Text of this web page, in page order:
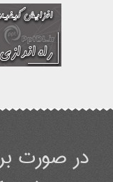
در صورت